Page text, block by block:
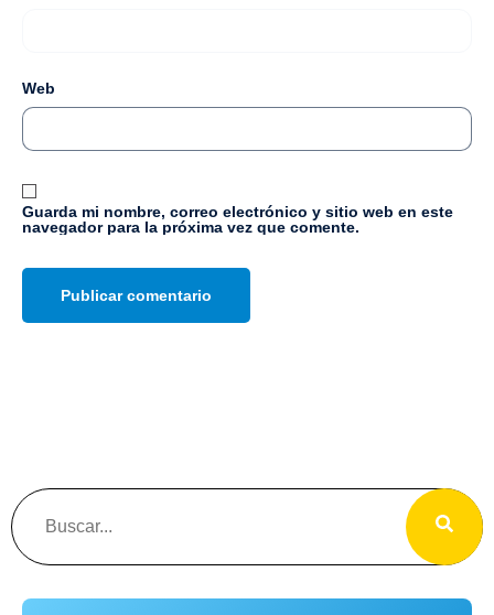
Web
Guarda mi nombre, correo electrónico y sitio web en este
navegador para la próxima vez que comente.